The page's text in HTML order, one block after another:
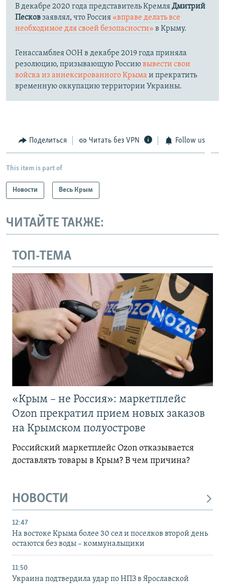
В декабре 2020 года представитель КремляДмитрий
Песковзаявлял, что Россия «вправе делать все
необходимое для своей безопасности» в Крыму.
Генассамблея ООН в декабре 2019 года приняла
резолюцию, призывающую Россиювывести свои
войска из аннексированного Крыма и прекратить
временную оккупацию территории Украины.
Поделиться Читать без VPN Follow us
This item is part of
Новости Весь Крым
ЧИТАЙТЕ ТАКЖЕ:
ТОП-ТЕМА
«Крым – не Россия»: маркетплейс
Ozon прекратил прием новых заказов
на Крымском полуострове
Российский маркетплейс Ozon отказывается
доставлять товары в Крым? В чем причина?
НОВОСТИ
12:47
На востоке Крыма более 30 сел и поселков второй день
остаются без воды – коммунальщики
11:50
Украина подтвердила удар по НПЗ в Ярославской